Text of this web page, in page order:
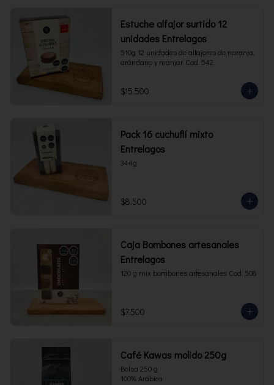
Estuche alfajor surtido 12
unidades Entrelagos
510g 12 unidades de alfajores de naranja,
arándano y manjar. Cod. 542.
$15.500
Pack 16 cuchuflí mixto
Entrelagos
344g
$8.500
Caja Bombones artesanales
Entrelagos
120 g mix bombones artesanales Cod. 508
$7.500
Café Kawas molido 250g
Bolsa 250 g
100% Arábica